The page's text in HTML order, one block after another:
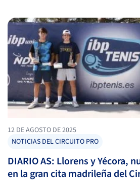
12 DE AGOSTO DE 2025
NOTICIAS DEL CIRCUITO PRO
DIARIO AS: Llorens y Yécora,
en la gran cita madrileña del